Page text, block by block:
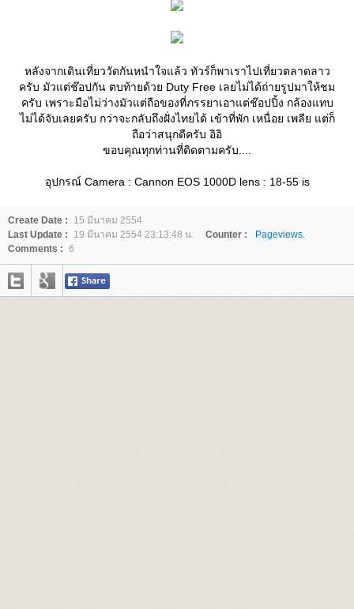
หลังจากเดินเที่ยววัดกันหนำใจแล้ว ทัวร์ก็พาเราไปเที่ยวตลาดลาว
ครับ มัวแต่ช๊อปกัน ตบท้ายด้วย Duty Free เลยไม่ได้ถ่ายรูปมาให้ชม
ครับ เพราะมือไม่ว่างมัวแต่ถือของที่ภรรยาเอาแต่ช๊อปปิ้ง กล้องแทบ
ไม่ได้จับเลยครับ กว่าจะกลับถึงฝั่งไทยได้ เข้าที่พัก เหนื่อย เพลีย แต่ก็
ถือว่าสนุกดีครับ อิอิ
ขอบคุณทุกท่านที่ติดตามครับ....
อุปกรณ์ Camera : Cannon EOS 1000D lens : 18-55 is
Create Date :
15 มีนาคม 2554
Last Update :
19 มีนาคม 2554 23:13:48 น. Counter :
Pageviews.
Comments : 6